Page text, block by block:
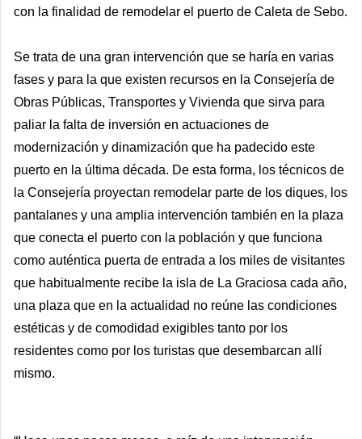
con la finalidad de remodelar el puerto de Caleta de Sebo.
Se trata de una gran intervención que se haría en varias
fases y para la que existen recursos en la Consejería de
Obras Públicas, Transportes y Vivienda que sirva para
paliar la falta de inversión en actuaciones de
modernización y dinamización que ha padecido este
puerto en la última década. De esta forma, los técnicos de
la Consejería proyectan remodelar parte de los diques, los
pantalanes y una amplia intervención también en la plaza
que conecta el puerto con la población y que funciona
como auténtica puerta de entrada a los miles de visitantes
que habitualmente recibe la isla de La Graciosa cada año,
una plaza que en la actualidad no reúne las condiciones
estéticas y de comodidad exigibles tanto por los
residentes como por los turistas que desembarcan allí
mismo.